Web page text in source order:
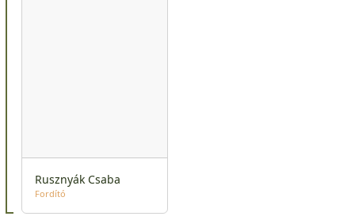
Rusznyák Csaba
Fordító